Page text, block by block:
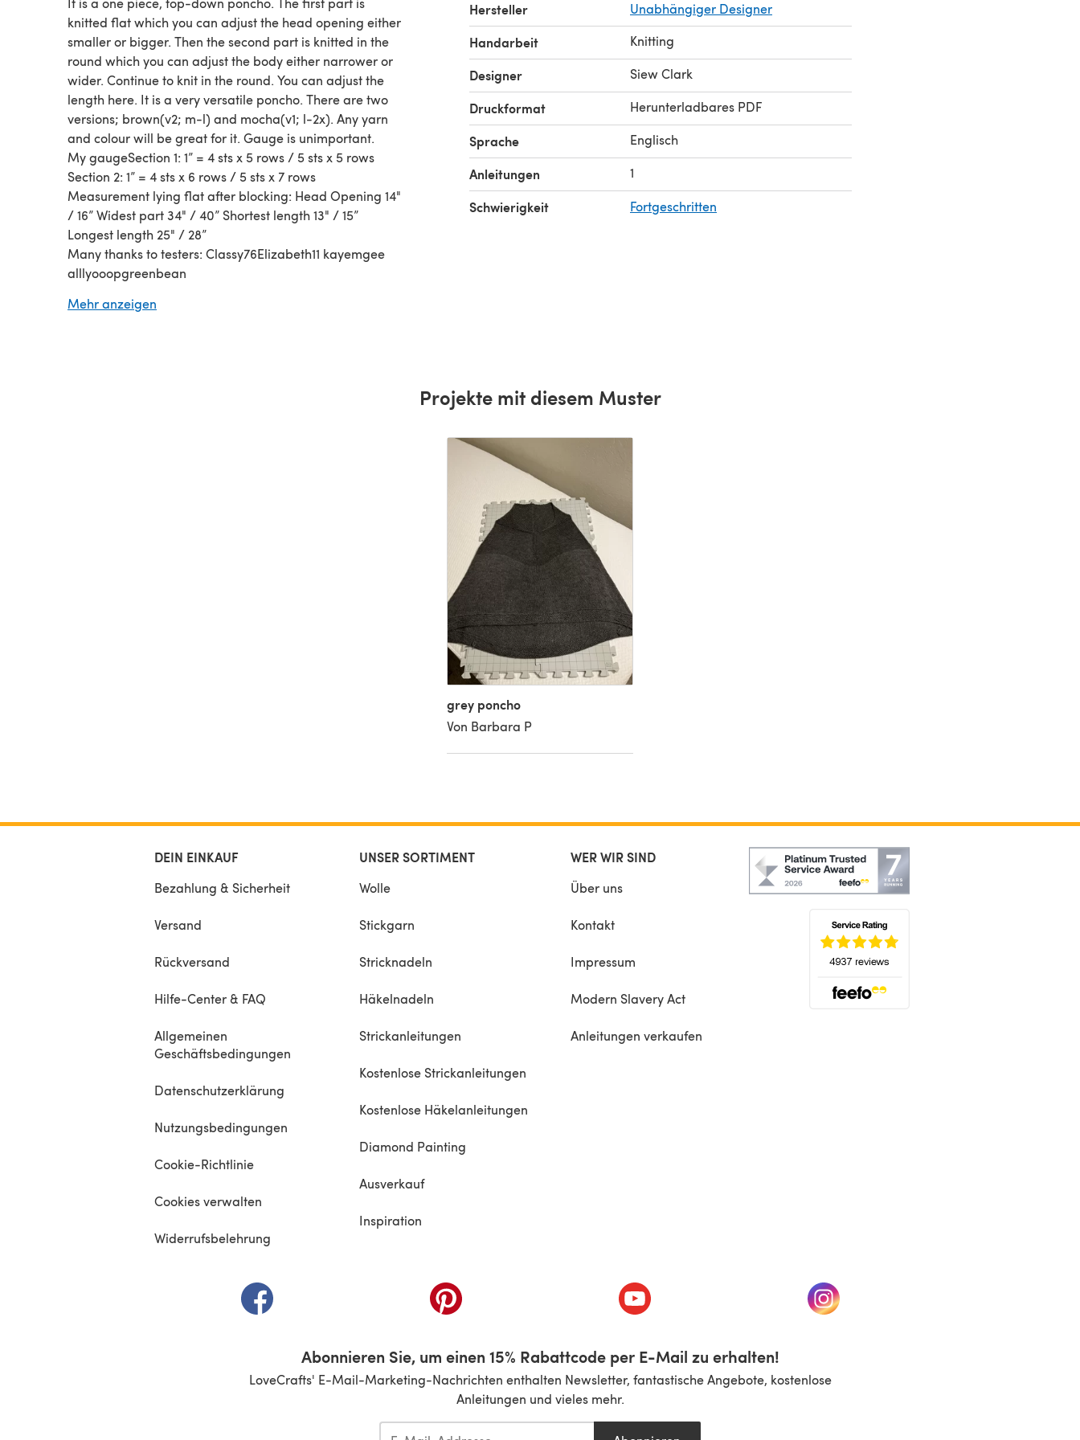
knitted flat which you can adjust the head opening either
smaller or bigger. Then the second part is knitted in the
round which you can adjust the body either narrower or
wider. Continue to knit in the round. You can adjust the
length here. It is a very versatile poncho. There are two
versions; brown(v2; m-l) and mocha(v1; l-2x). Any yarn
and colour will be great for it. Gauge is unimportant.
My gaugeSection 1: 1” = 4 sts x 5 rows / 5 sts x 5 rows
Section 2: 1” = 4 sts x 6 rows / 5 sts x 7 rows
Measurement lying flat after blocking: Head Opening 14"
/ 16” Widest part 34" / 40” Shortest length 13" / 15”
Longest length 25" / 28”
Many thanks to testers: Classy76Elizabeth11 kayemgee
alllyooopgreenbean
be used for this pattern. We have made a suggestion
Mehr anzeigen
Hersteller Unabhängiger Designer
Handarbeit Knitting
Designer Siew Clark
Druckformat Herunterladbares PDF
Sprache Englisch
Anleitungen 1
Schwierigkeit Fortgeschritten
Projekte mit diesem Muster
grey poncho
Von Barbara P
DEIN EINKAUF
Bezahlung & Sicherheit
Versand
Rückversand
Hilfe-Center & FAQ
Allgemeinen
Geschäftsbedingungen
Datenschutzerklärung
Nutzungsbedingungen
Cookie-Richtlinie
Cookies verwalten
Widerrufsbelehrung
UNSER SORTIMENT
Wolle
Stickgarn
Stricknadeln
Häkelnadeln
Strickanleitungen
Kostenlose Strickanleitungen
Kostenlose Häkelanleitungen
Diamond Painting
Ausverkauf
Inspiration
WER WIR SIND
Über uns
Kontakt
Impressum
Modern Slavery Act
Anleitungen verkaufen
(öffnet sich in einem neuen Tab)(öffnet sich in einem neuen Tab)(öffnet sich in einem neuen Tab)(öffnet sich in einem neuen Tab)
Abonnieren Sie, um einen 15% Rabattcode per E-Mail zu erhalten!
LoveCrafts' E-Mail-Marketing-Nachrichten enthalten Newsletter, fantastische Angebote, kostenlose
Anleitungen und vieles mehr.